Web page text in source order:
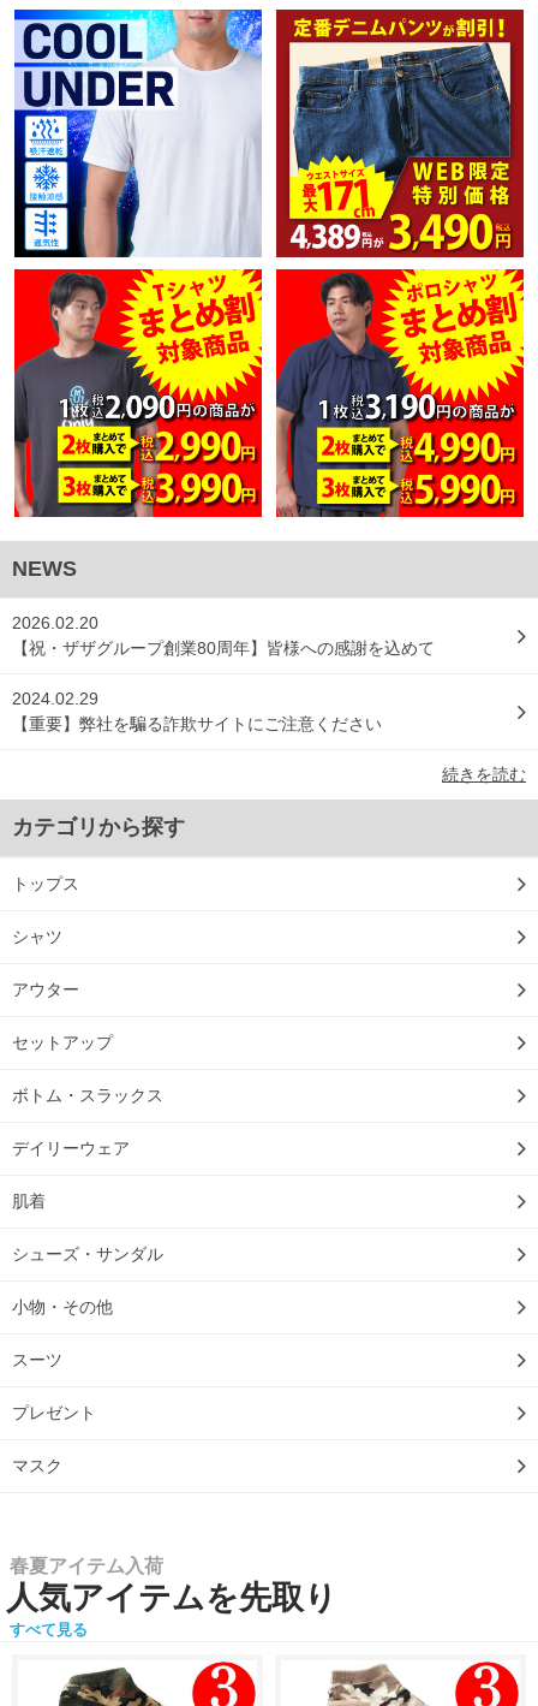
NEWS
2026.02.20
【祝・ザザグループ創業80周年】皆様への感謝を込めて
2024.02.29
【重要】弊社を騙る詐欺サイトにご注意ください
続きを読む
カテゴリから探す
トップス
シャツ
アウター
セットアップ
ボトム・スラックス
デイリーウェア
肌着
シューズ・サンダル
小物・その他
スーツ
プレゼント
マスク
春夏アイテム入荷
人気アイテムを先取り
すべて見る